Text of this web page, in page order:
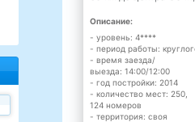
Описание:
- уровень: 4****
- период работы:
- время заезда/
выезда: 14:00/12:00
- год постройки: 2014
- количество мест: 250,
124 номеров
- территория: своя